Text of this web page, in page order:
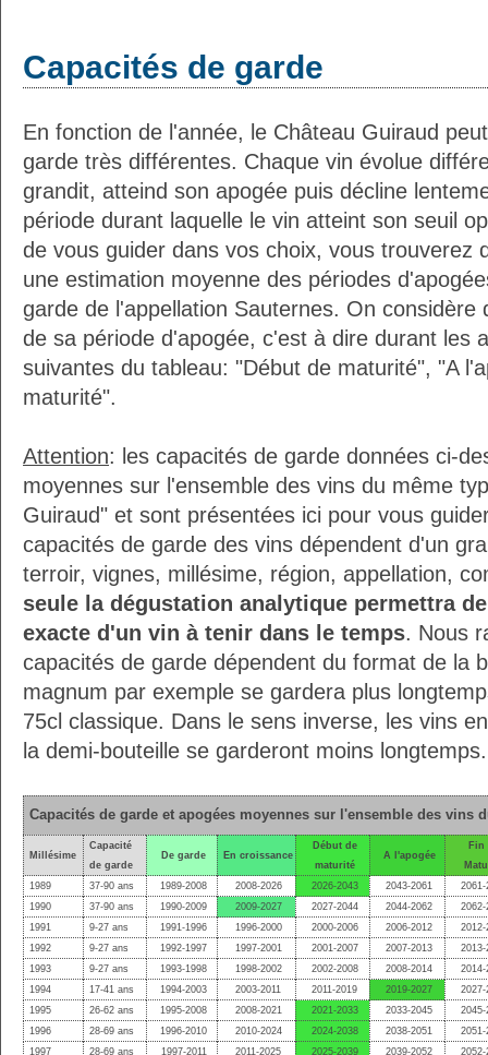
Capacités de garde
En fonction de l'année, le Château Guiraud
garde très différentes. Chaque vin évolue
grandit, atteind son apogée puis décline
période durant laquelle le vin atteint son seuil
de vous guider dans vos choix, vous trouverez
une estimation moyenne des périodes
garde de l'appellation Sauternes. On considère
de sa période d'apogée, c'est à dire durant les
suivantes du tableau: "Début de maturité", "A
maturité".
Attention: les capacités de garde données ci-
moyennes sur l'ensemble des vins du même
Guiraud" et sont présentées ici pour vous
capacités de garde des vins dépendent d'un
terroir, vignes, millésime, région, appellation,
seule la dégustation analytique permettra
exacte d'un vin à tenir dans le temps. Nous
capacités de garde dépendent du format de la
magnum par exemple se gardera plus
75cl classique. Dans le sens inverse, les vins
la demi-bouteille se garderont moins longtemps.
Capacités de garde et apogées moyennes sur l'ensemble des vins
Millésime
Capacité
de garde
De garde En croissance
Début de
maturité
A l'apogée
Fin
1989
37-90 ans 1989-2008 2008-2026 2026-2043 2043-2061
2061-
1990
37-90 ans 1990-2009 2009-2027 2027-2044 2044-2062
2062-
1991
9-27 ans 1991-1996 1996-2000 2000-2006 2006-2012
2012-
1992
9-27 ans 1992-1997 1997-2001 2001-2007 2007-2013
2013-
1993
9-27 ans 1993-1998 1998-2002 2002-2008 2008-2014
2014-
1994
17-41 ans 1994-2003 2003-2011 2011-2019 2019-2027
2027-
1995
26-62 ans 1995-2008 2008-2021 2021-2033 2033-2045
2045-
1996
28-69 ans 1996-2010 2010-2024 2024-2038 2038-2051
2051-
1997
28-69 ans 1997-2011 2011-2025 2025-2039 2039-2052
2052-